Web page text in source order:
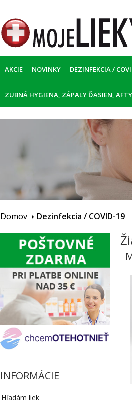
AKCIE NOVINKY DEZINFEKCIA /
ZUBNÁ HYGIENA, ZÁPALY ĎASIEN,
Domov Dezinfekcia / COVID-19
INFORMÁCIE
Hľadám liek